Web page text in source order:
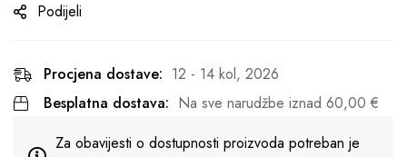
Podijeli
Procjena dostave: 12 - 14 kol, 2026
Besplatna dostava: Na sve narudžbe iznad 60,00 €
Za obavijesti o dostupnosti proizvoda potreban je